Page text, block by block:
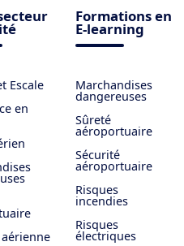
Escale
en
Formations en
E-learning
Marchandises
dangereuses
Sûreté
aéroportuaire
Sécurité
aéroportuaire
Risques
incendies
Risques
électriques